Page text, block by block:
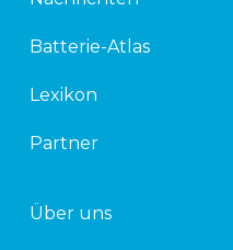
Batterie-Atlas
Lexikon
Partner
Über uns